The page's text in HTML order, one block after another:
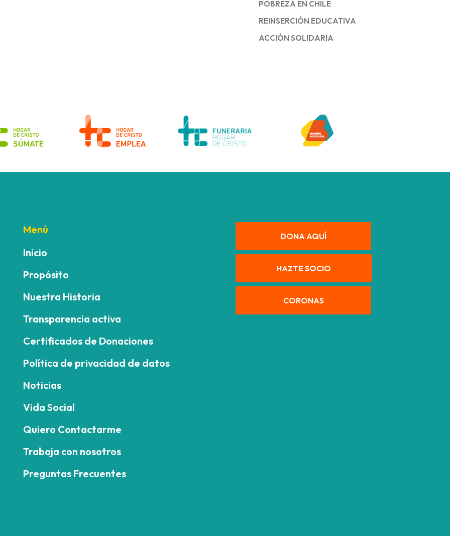
POBREZA EN CHILE
REINSERCIÓN EDUCATIVA
ACCIÓN SOLIDARIA
Menú
Inicio
Propósito
Nuestra Historia
Transparencia activa
Certificados de Donaciones
Política de privacidad de datos
Noticias
Vida Social
Quiero Contactarme
Trabaja con nosotros
Preguntas Frecuentes
DONA AQUÍ
HAZTE SOCIO
CORONAS